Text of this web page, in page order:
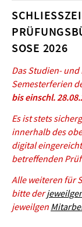
OSE 2026
Das Studien-
Semesterferien
bis einschl.
Es ist stets
innerhalb des
digital
betreffenden
Alle weiteren für
bitte der
jeweilgen